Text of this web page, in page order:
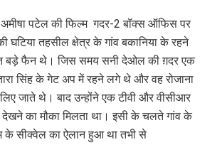
पटेल की फिल्म गदर-2 बॉक्स ऑफिस पर
तहसील क्षेत्र के गांव बकानिया के रहने
बड़े फैन थे। जिस समय सनी देओल की ग़दर एक
सिंह के गेट अप में रहने लगे थे और वह रोजाना
जाते थे। बाद उन्होंने एक टीवी और वीसीआर
देखने का मौका मिलता था। इसी के चलते गांव के
के सीक्वेल का ऐलान हुआ था तभी से